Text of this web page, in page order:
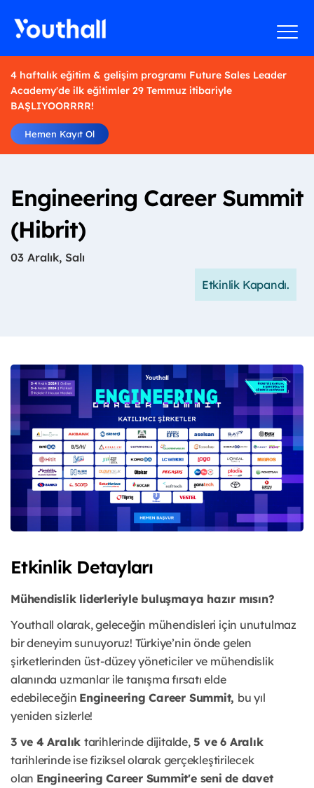
4 haftalık eğitim & gelişim programı Future Sales Leader
Academy'de ilk eğitimler 29 Temmuz itibariyle
BAŞLIYOORRRR!
Hemen Kayıt Ol
Engineering Career Summit
(Hibrit)
03 Aralık, Salı
Etkinlik Kapandı.
Etkinlik Detayları
Mühendislik liderleriyle buluşmaya hazır mısın?
Youthall olarak, geleceğin mühendisleri için unutulmaz
bir deneyim sunuyoruz! Türkiye’nin önde gelen
şirketlerinden üst-düzey yöneticiler ve mühendislik
alanında uzmanlar ile tanışma fırsatı elde
edebileceğin Engineering Career Summit, bu yıl
yeniden sizlerle!
3 ve 4 Aralık tarihlerinde dijitalde, 5 ve 6 Aralık
tarihlerinde ise fiziksel olarak gerçekleştirilecek
olan Engineering Career Summit'e seni de davet